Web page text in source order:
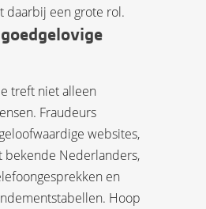
daarbij een grote rol.
treft niet alleen
Fraudeurs
websites,
bekende Nederlanders,
en
Hoop